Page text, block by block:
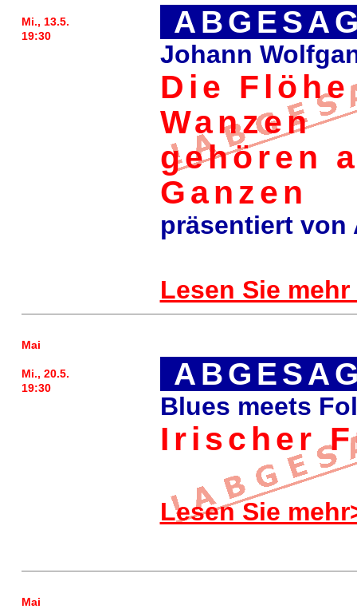
Mi., 13.5.
19:30
Johann
Die
Wanzen
gehören
Ganzen
präsentiert von
Lesen Sie mehr
Mai
Mi., 20.5.
19:30
Blues meets
Irischer
Lesen Sie
Mai